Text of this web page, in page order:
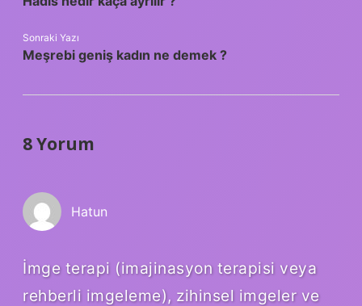
Sonraki Yazı
Meşrebi geniş kadın ne demek ?
8 Yorum
Hatun
İmge terapi (imajinasyon terapisi veya
rehberli imgeleme), zihinsel imgeler ve